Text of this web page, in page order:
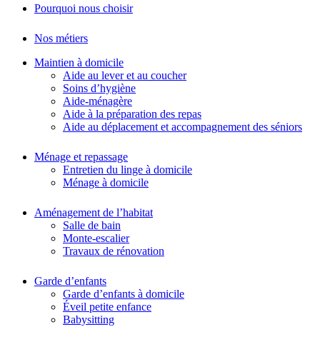
Pourquoi nous choisir
Nos métiers
Maintien à domicile
Aide au lever et au coucher
Soins d’hygiène
Aide-ménagère
Aide à la préparation des repas
Aide au déplacement et accompagnement des séniors
Ménage et repassage
Entretien du linge à domicile
Ménage à domicile
Aménagement de l’habitat
Salle de bain
Monte-escalier
Travaux de rénovation
Garde d’enfants
Garde d’enfants à domicile
Éveil petite enfance
Babysitting